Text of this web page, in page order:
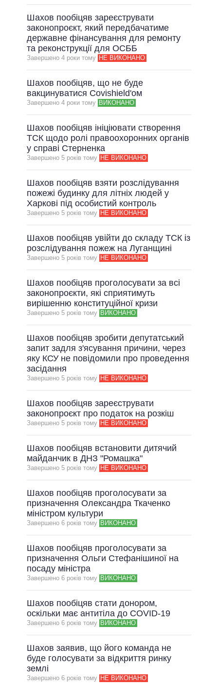
Шахов пообіцяв зареєструвати
законопроєкт, який передбачатиме
державне фінансування для ремонту
та реконструкції для ОСББ
Завершено 4 роки тому НЕ ВИКОНАНО
Шахов пообіцяв, що не буде
вакцинуватися Covishield'ом
Завершено 4 роки тому ВИКОНАНО
Шахов пообіцяв ініціювати створення
ТСК щодо ролі правоохоронних органів
у справі Стерненка
Завершено 5 рокiв тому НЕ ВИКОНАНО
Шахов пообіцяв взяти розслідування
пожежі будинку для літніх людей у
Харкові під особистий контроль
Завершено 5 рокiв тому НЕ ВИКОНАНО
Шахов пообіцяв увійти до складу ТСК із
розслідування пожеж на Луганщині
Завершено 5 рокiв тому НЕ ВИКОНАНО
Шахов пообіцяв проголосувати за всі
законопроєкти, які сприятимуть
вирішенню конституційної кризи
Завершено 5 рокiв тому ВИКОНАНО
Шахов пообіцяв зробити депутатський
запит задля з'ясування причини, через
яку КСУ не повідомили про проведення
засідання
Завершено 5 рокiв тому НЕ ВИКОНАНО
Шахов пообіцяв зареєструвати
законопроєкт про податок на розкіш
Завершено 5 рокiв тому НЕ ВИКОНАНО
Шахов пообіцяв встановити дитячий
майданчик в ДНЗ "Ромашка"
Завершено 5 рокiв тому НЕ ВИКОНАНО
Шахов пообіцяв проголосувати за
призначення Олександра Ткаченко
міністром культури
Завершено 6 рокiв тому ВИКОНАНО
Шахов пообіцяв проголосувати за
призначення Ольги Стефанішиної на
посаду міністра
Завершено 6 рокiв тому ВИКОНАНО
Шахов пообіцяв стати донором,
оскільки має антитіла до COVID-19
Завершено 6 рокiв тому ВИКОНАНО
Шахов заявив, що його команда не
буде голосувати за відкриття ринку
землі
Завершено 6 рокiв тому НЕ ВИКОНАНО